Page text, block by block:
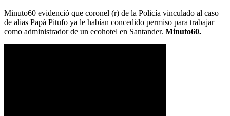
Minuto60 evidenció que coronel (r) de la Policía vinculado al caso
de alias Papá Pitufo ya le habían concedido permiso para trabajar
como administrador de un ecohotel en Santander. Minuto60.